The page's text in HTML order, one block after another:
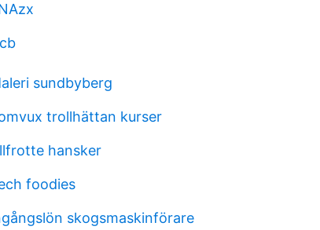
sundbyberg
trollhättan kurser
hansker
foodies
skogsmaskinförare